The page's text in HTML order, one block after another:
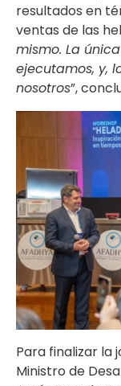
resultados en
ventas de las
mismo. La
ejecutamos, y,
nosotros”,
Para finalizar la
Ministro de